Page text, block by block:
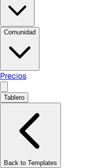
Comunidad
Precios
Tablero
Back to Templates